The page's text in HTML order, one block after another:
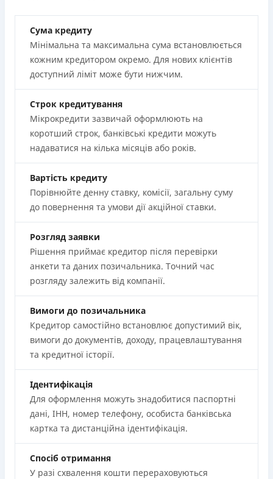
Сума кредиту
Мінімальна та максимальна сума встановлюється
кожним кредитором окремо. Для нових клієнтів
доступний ліміт може бути нижчим.
Строк кредитування
Мікрокредити зазвичай оформлюють на
коротший строк, банківські кредити можуть
надаватися на кілька місяців або років.
Вартість кредиту
Порівнюйте денну ставку, комісії, загальну суму
до повернення та умови дії акційної ставки.
Розгляд заявки
Рішення приймає кредитор після перевірки
анкети та даних позичальника. Точний час
розгляду залежить від компанії.
Вимоги до позичальника
Кредитор самостійно встановлює допустимий вік,
вимоги до документів, доходу, працевлаштування
та кредитної історії.
Ідентифікація
Для оформлення можуть знадобитися паспортні
дані, ІНН, номер телефону, особиста банківська
картка та дистанційна ідентифікація.
Спосіб отримання
У разі схвалення кошти перераховуються